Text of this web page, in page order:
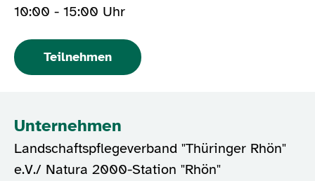
10:00 - 15:00 Uhr
Teilnehmen
Unternehmen
Landschaftspflegeverband "Thüringer Rhön"
e.V./ Natura 2000-Station "Rhön"